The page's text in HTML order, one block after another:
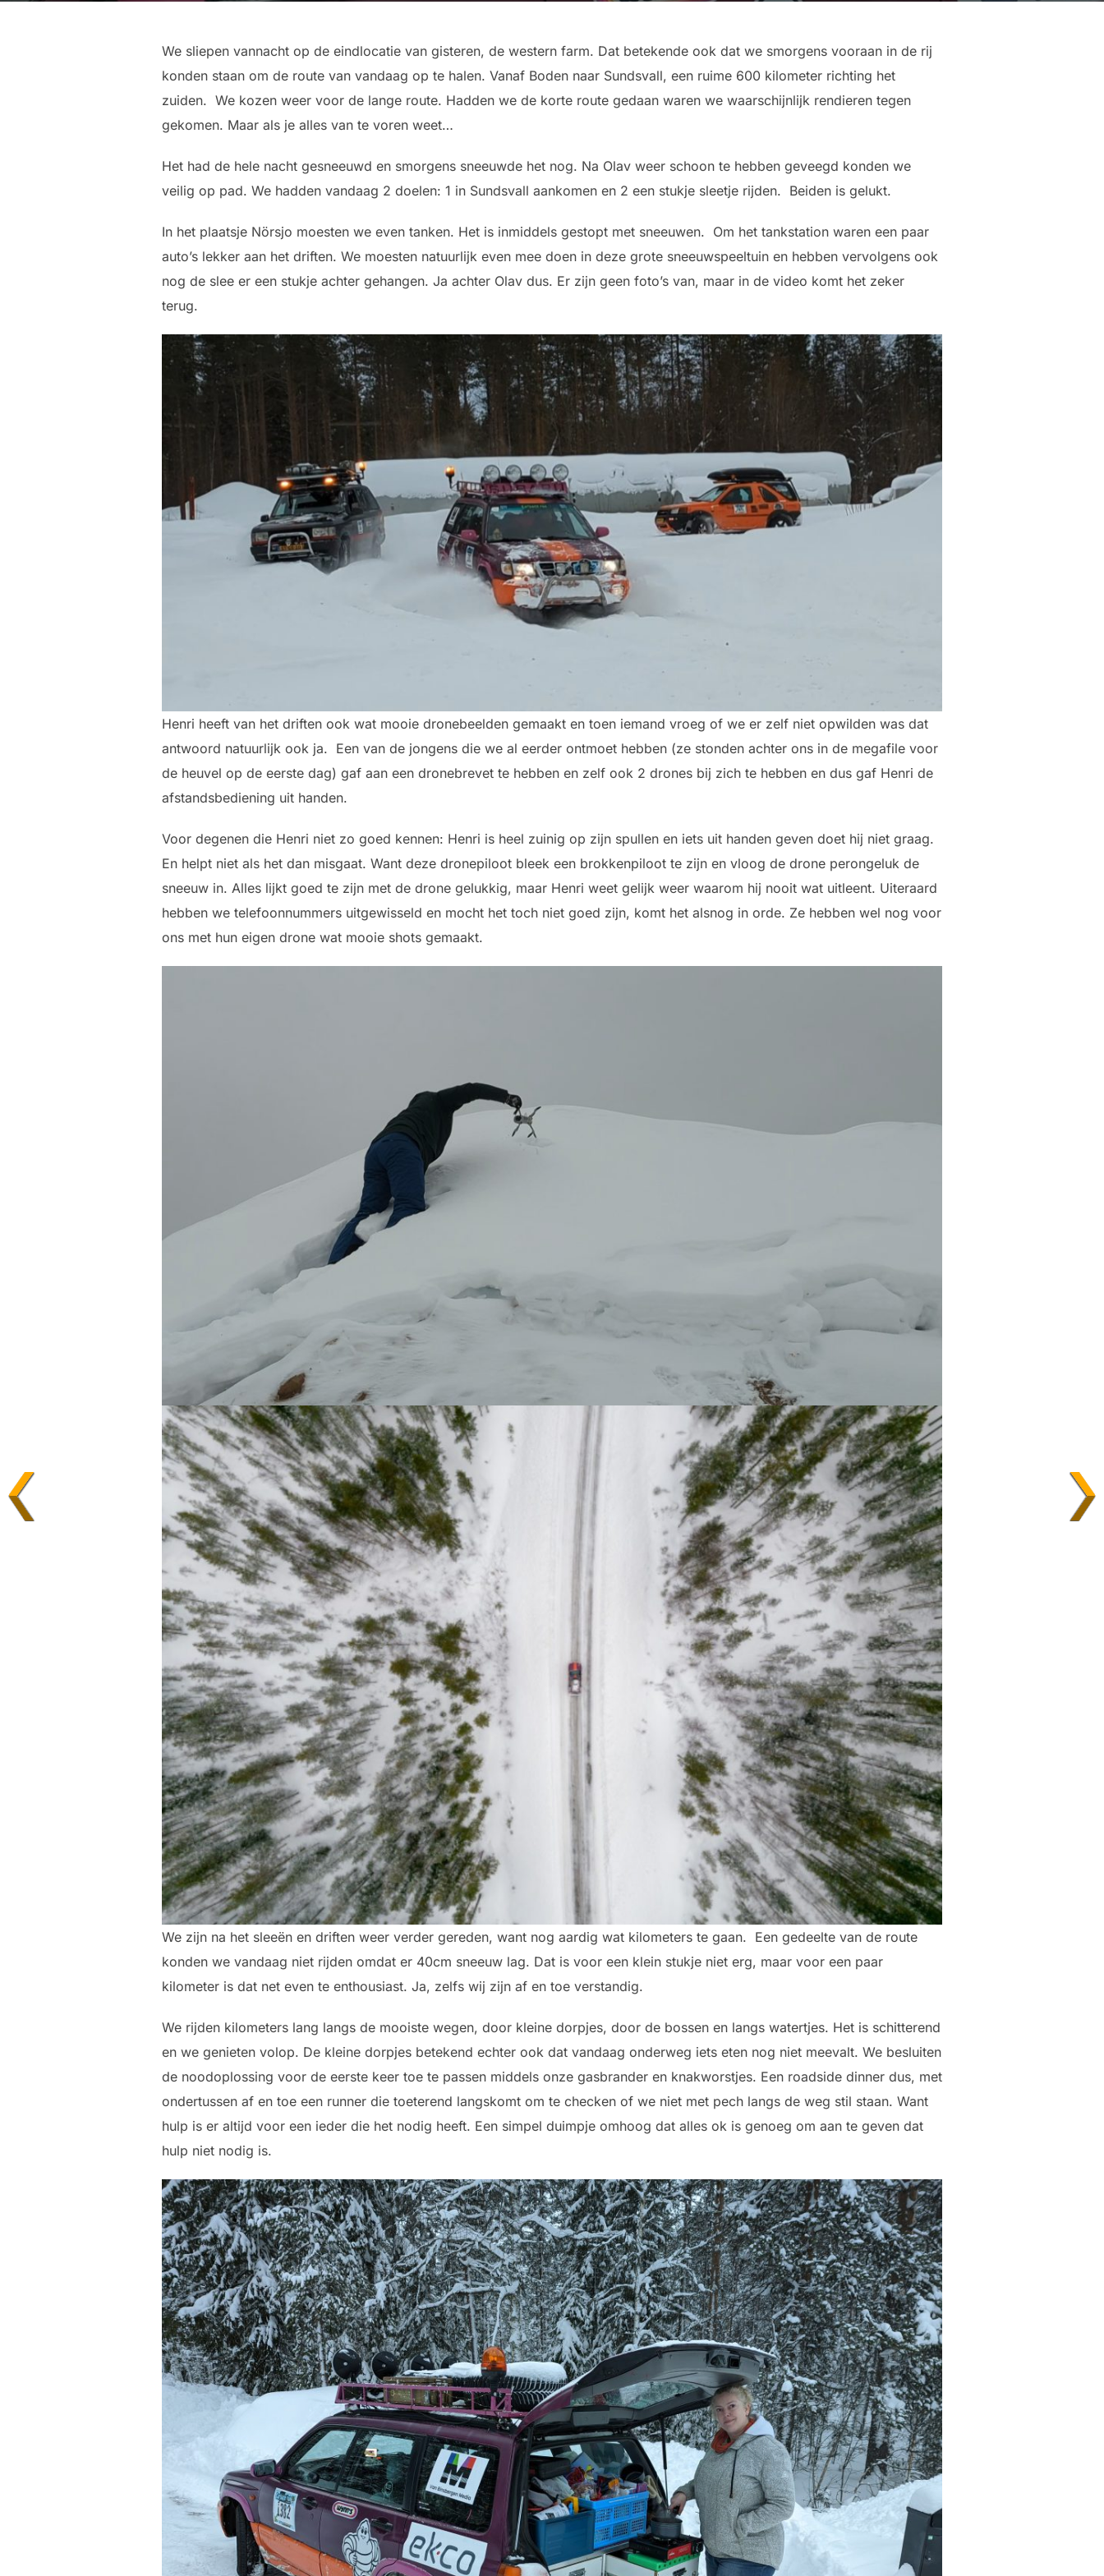
We sliepen vannacht op de eindlocatie van gisteren, de western farm. Dat betekende ook dat we smorgens vooraan in de rij
konden staan om de route van vandaag op te halen. Vanaf Boden naar Sundsvall, een ruime 600 kilometer richting het
zuiden. We kozen weer voor de lange route. Hadden we de korte route gedaan waren we waarschijnlijk rendieren tegen
gekomen. Maar als je alles van te voren weet…
Het had de hele nacht gesneeuwd en smorgens sneeuwde het nog. Na Olav weer schoon te hebben geveegd konden we
veilig op pad. We hadden vandaag 2 doelen: 1 in Sundsvall aankomen en 2 een stukje sleetje rijden. Beiden is gelukt.
In het plaatsje Nörsjo moesten we even tanken. Het is inmiddels gestopt met sneeuwen. Om het tankstation waren een paar
auto’s lekker aan het driften. We moesten natuurlijk even mee doen in deze grote sneeuwspeeltuin en hebben vervolgens ook
nog de slee er een stukje achter gehangen. Ja achter Olav dus. Er zijn geen foto’s van, maar in de video komt het zeker
terug.
Henri heeft van het driften ook wat mooie dronebeelden gemaakt en toen iemand vroeg of we er zelf niet opwilden was dat
antwoord natuurlijk ook ja. Een van de jongens die we al eerder ontmoet hebben (ze stonden achter ons in de megafile voor
de heuvel op de eerste dag) gaf aan een dronebrevet te hebben en zelf ook 2 drones bij zich te hebben en dus gaf Henri de
afstandsbediening uit handen.
Voor degenen die Henri niet zo goed kennen: Henri is heel zuinig op zijn spullen en iets uit handen geven doet hij niet graag.
En helpt niet als het dan misgaat. Want deze dronepiloot bleek een brokkenpiloot te zijn en vloog de drone perongeluk de
sneeuw in. Alles lijkt goed te zijn met de drone gelukkig, maar Henri weet gelijk weer waarom hij nooit wat uitleent. Uiteraard
hebben we telefoonnummers uitgewisseld en mocht het toch niet goed zijn, komt het alsnog in orde. Ze hebben wel nog voor
ons met hun eigen drone wat mooie shots gemaakt.
We zijn na het sleeën en driften weer verder gereden, want nog aardig wat kilometers te gaan. Een gedeelte van de route
konden we vandaag niet rijden omdat er 40cm sneeuw lag. Dat is voor een klein stukje niet erg, maar voor een paar
kilometer is dat net even te enthousiast. Ja, zelfs wij zijn af en toe verstandig.
We rijden kilometers lang langs de mooiste wegen, door kleine dorpjes, door de bossen en langs watertjes. Het is schitterend
en we genieten volop. De kleine dorpjes betekend echter ook dat vandaag onderweg iets eten nog niet meevalt. We besluiten
de noodoplossing voor de eerste keer toe te passen middels onze gasbrander en knakworstjes. Een roadside dinner dus, met
ondertussen af en toe een runner die toeterend langskomt om te checken of we niet met pech langs de weg stil staan. Want
hulp is er altijd voor een ieder die het nodig heeft. Een simpel duimpje omhoog dat alles ok is genoeg om aan te geven dat
hulp niet nodig is.